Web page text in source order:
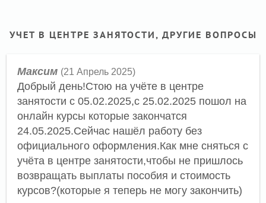
УЧЕТ В ЦЕНТРЕ ЗАНЯТОСТИ, ДРУГИЕ ВОПРОСЫ
Максим (21 Апрель 2025)
Добрый день!Стою на учёте в центре
занятости с 05.02.2025,с 25.02.2025 пошол на
онлайн курсы которые закончатся
24.05.2025.Сейчас нашёл работу без
официального оформления.Как мне сняться с
учёта в центре занятости,чтобы не пришлось
возвращать выплаты пособия и стоимость
курсов?(которые я теперь не могу закончить)